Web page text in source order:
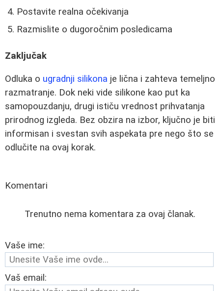
Postavite realna očekivanja
Razmislite o dugoročnim posledicama
Zaključak
Odluka o ugradnji silikona je lična i zahteva temeljno
razmatranje. Dok neki vide silikone kao put ka
samopouzdanju, drugi ističu vrednost prihvatanja
prirodnog izgleda. Bez obzira na izbor, ključno je biti
informisan i svestan svih aspekata pre nego što se
odlučite na ovaj korak.
Komentari
Trenutno nema komentara za ovaj članak.
Vaše ime:
Vaš email: